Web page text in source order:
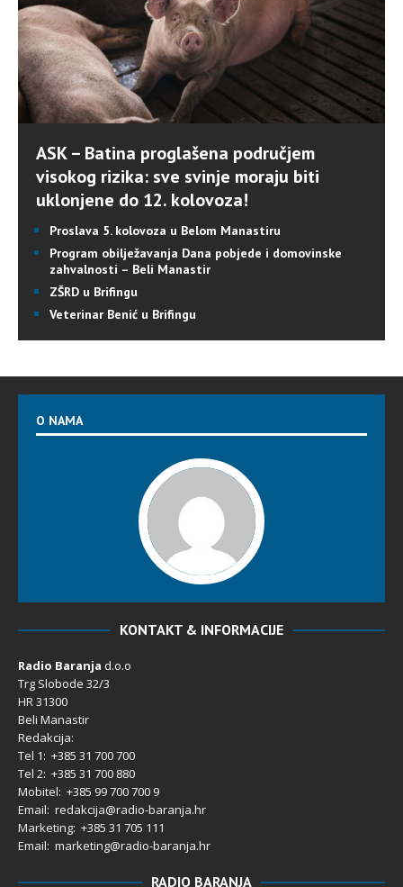
ASK – Batina proglašena područjem
visokog rizika: sve svinje moraju biti
uklonjene do 12. kolovoza!
Proslava 5. kolovoza u Belom Manastiru
Program obilježavanja Dana pobjede i domovinske
zahvalnosti – Beli Manastir
ZŠRD u Brifingu
Veterinar Benić u Brifingu
O NAMA
KONTAKT & INFORMACIJE
Radio Baranja d.o.o
Trg Slobode 32/3
HR 31300
Beli Manastir
Redakcija:
Tel 1: +385 31 700 700
Tel 2: +385 31 700 880
Mobitel: +385 99 700 700 9
Email: redakcija@radio-baranja.hr
Marketing: +385 31 705 111
Email: marketing@radio-baranja.hr
RADIO BARANJA